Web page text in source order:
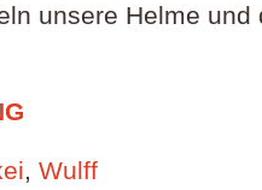
unsere Helme und
, Wulff